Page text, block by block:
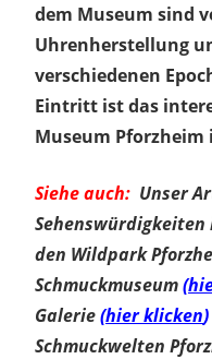
dem Museum sind
Uhrenherstellung
verschiedenen
Eintritt ist das
Museum
Siehe auch: Unser
Sehenswürdigkeiten
den Wildpark
Schmuckmuseum(
Galerie(hier klicken)
Schmuckwelten